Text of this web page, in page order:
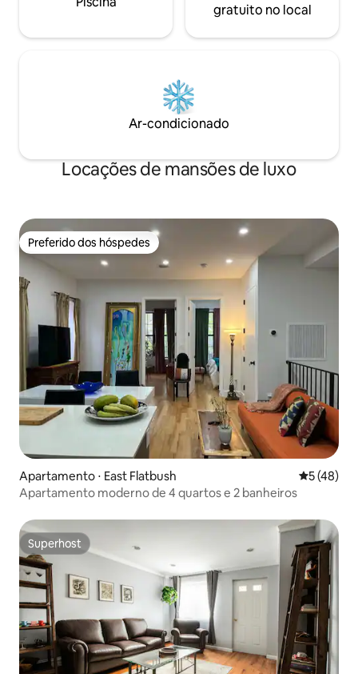
gratuito no local
Ar-condicionado
Locações de mansões de luxo
Preferido dos hóspedes
Preferido dos hóspedes
Apartamento ⋅ East Flatbush 5 de uma
5 (48)
Apartamento moderno de 4 quartos e 2 banheiros
Superhost
Superhost